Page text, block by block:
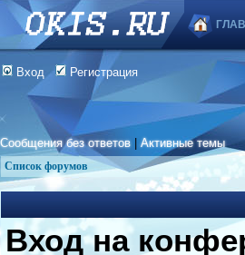
Вход Регистрация
Сообщения без ответов |Активные темы
Список форумов
Вход на